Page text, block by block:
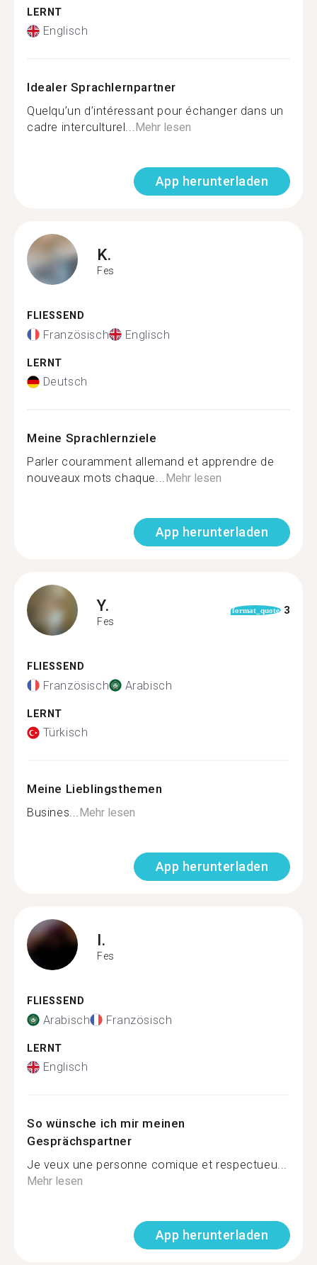
LERNT
Englisch
Idealer Sprachlernpartner
Quelqu’un d’intéressant pour échanger dans un
cadre interculturel...Mehr lesen
App herunterladen
K.
Fes
FLIESSEND
Französisch Englisch
LERNT
Deutsch
Meine Sprachlernziele
Parler couramment allemand et apprendre de
nouveaux mots chaque...Mehr lesen
App herunterladen
Y.
Fes
format_quote 3
FLIESSEND
Französisch Arabisch
LERNT
Türkisch
Meine Lieblingsthemen
Busines...Mehr lesen
App herunterladen
I.
Fes
FLIESSEND
Arabisch Französisch
LERNT
Englisch
So wünsche ich mir meinen
Gesprächspartner
Je veux une personne comique et respectueu...
Mehr lesen
App herunterladen